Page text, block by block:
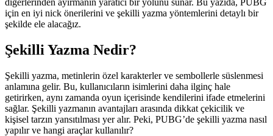
için en iyi nick önerilerini ve şekilli yazma yöntemlerini detaylı bir
şekilde ele alacağız.
Şekilli Yazma Nedir?
Şekilli yazma, metinlerin özel karakterler ve sembollerle süslenmesi
anlamına gelir. Bu, kullanıcıların isimlerini daha ilginç hale
getirirken, aynı zamanda oyun içerisinde kendilerini ifade etmelerini
sağlar. Şekilli yazmanın avantajları arasında dikkat çekicilik ve
kişisel tarzın yansıtılması yer alır. Peki, PUBG’de şekilli yazma nasıl
yapılır ve hangi araçlar kullanılır?